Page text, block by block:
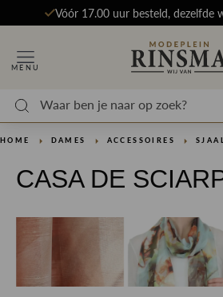
Vóór 17.00 uur besteld, dezelfde
MENU
HOME DAMES ACCESSOIRES
CASA DE